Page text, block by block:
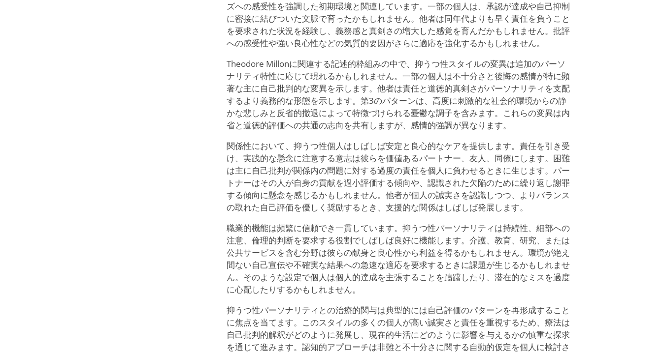
ズへの感受性を強調した初期環境と関連しています。一部の個人は、承認が達成や自己抑制
に密接に結びついた文脈で育ったかもしれません。他者は同年代よりも早く責任を負うこと
を要求された状況を経験し、義務感と真剣さの増大した感覚を育んだかもしれません。批評
への感受性や強い良心性などの気質的要因がさらに適応を強化するかもしれません。
Theodore Millonに関連する記述的枠組みの中で、抑うつ性スタイルの変異は追加のパーソ
ナリティ特性に応じて現れるかもしれません。一部の個人は不十分さと後悔の感情が特に顕
著な主に自己批判的な変異を示します。他者は責任と道徳的真剣さがパーソナリティを支配
するより義務的な形態を示します。第3のパターンは、高度に刺激的な社会的環境からの静
かな悲しみと反省的撤退によって特徴づけられる憂鬱な調子を含みます。これらの変異は内
省と道徳的評価への共通の志向を共有しますが、感情的強調が異なります。
関係性において、抑うつ性個人はしばしば安定と良心的なケアを提供します。責任を引き受
け、実践的な懸念に注意する意志は彼らを価値あるパートナー、友人、同僚にします。困難
は主に自己批判が関係内の問題に対する過度の責任を個人に負わせるときに生じます。パー
トナーはその人が自身の貢献を過小評価する傾向や、認識された欠陥のために繰り返し謝罪
する傾向に懸念を感じるかもしれません。他者が個人の誠実さを認識しつつ、よりバランス
の取れた自己評価を優しく奨励するとき、支援的な関係はしばしば発展します。
職業的機能は頻繁に信頼でき一貫しています。抑うつ性パーソナリティは持続性、細部への
注意、倫理的判断を要求する役割でしばしば良好に機能します。介護、教育、研究、または
公共サービスを含む分野は彼らの献身と良心性から利益を得るかもしれません。環境が絶え
間ない自己宣伝や不確実な結果への急速な適応を要求するときに課題が生じるかもしれませ
ん。そのような設定で個人は個人的達成を主張することを躊躇したり、潜在的なミスを過度
に心配したりするかもしれません。
抑うつ性パーソナリティとの治療的関与は典型的には自己評価のパターンを再形成すること
に焦点を当てます。このスタイルの多くの個人が高い誠実さと責任を重視するため、療法は
自己批判的解釈がどのように発展し、現在的生活にどのように影響を与えるかの慎重な探求
を通じて進みます。認知的アプローチは非難と不十分さに関する自動的仮定を個人に検討さ